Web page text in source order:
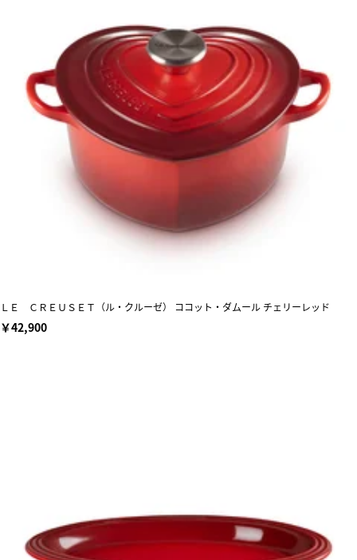
ＬＥ ＣＲＥＵＳＥＴ（ル・クルーゼ） ココット・ダムール チェリーレッド
￥42,900